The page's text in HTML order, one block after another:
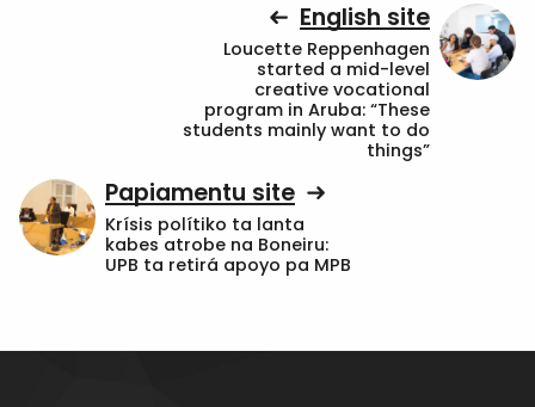
English site
Loucette Reppenhagen
started a mid-level
creative vocational
program in Aruba: “These
students mainly want to do
things”
Papiamentu site
Krísis polítiko ta lanta
kabes atrobe na Boneiru:
UPB ta retirá apoyo pa MPB